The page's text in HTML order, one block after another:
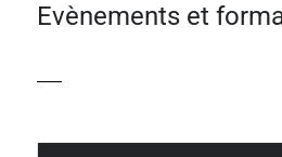
Evènements et